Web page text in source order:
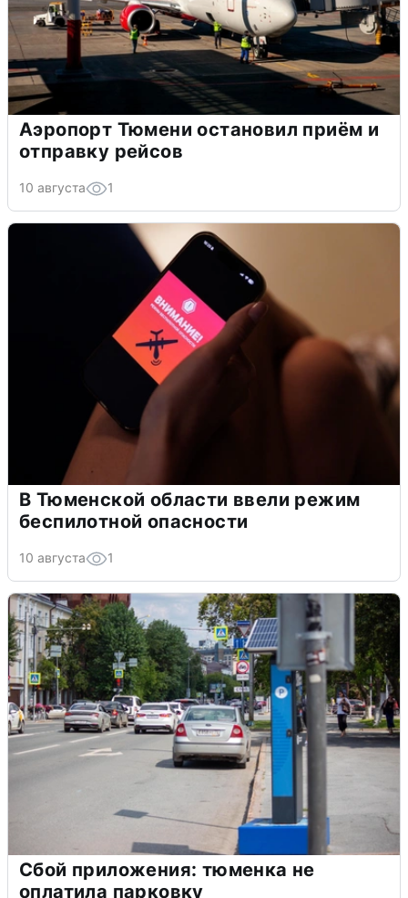
Аэропорт Тюмени остановил приём и
отправку рейсов
10 августа 1
В Тюменской области ввели режим
беспилотной опасности
10 августа 1
Сбой приложения: тюменка не
оплатила парковку